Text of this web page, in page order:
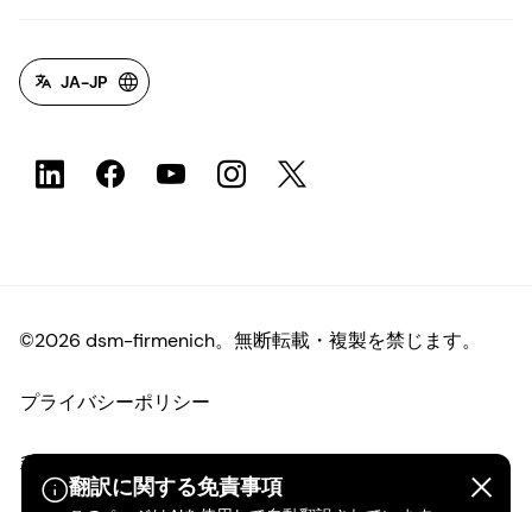
翻訳に関する免責事項
JA-JP
©2026 dsm-firmenich。無断転載・複製を禁じます。
プライバシーポリシー
利用規約